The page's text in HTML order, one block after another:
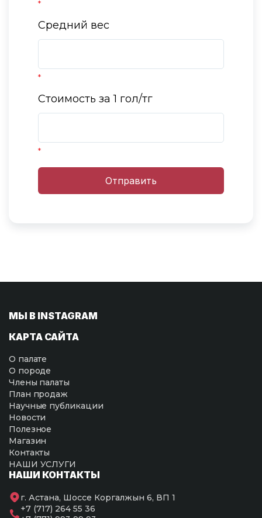
*
Средний вес
*
Стоимость за 1 гол/тг
*
Отправить
МЫ В INSTAGRAM
КАРТА САЙТА
О палате
О породе
Члены палаты
План продаж
Научные публикации
Новости
Полезное
Магазин
Контакты
НАШИ УСЛУГИ
НАШИ КОНТАКТЫ
г. Астана, Шоссе Коргалжын 6, ВП 1
+7 (717) 264 55 36